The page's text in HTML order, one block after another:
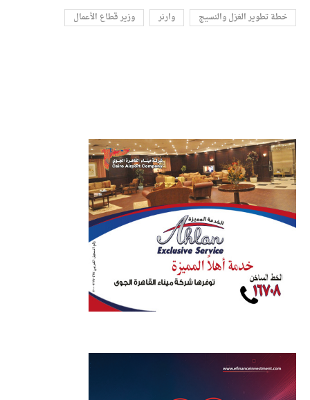
خطة تطوير الغزل والنسيج وارنر وزير قطاع الأعمال